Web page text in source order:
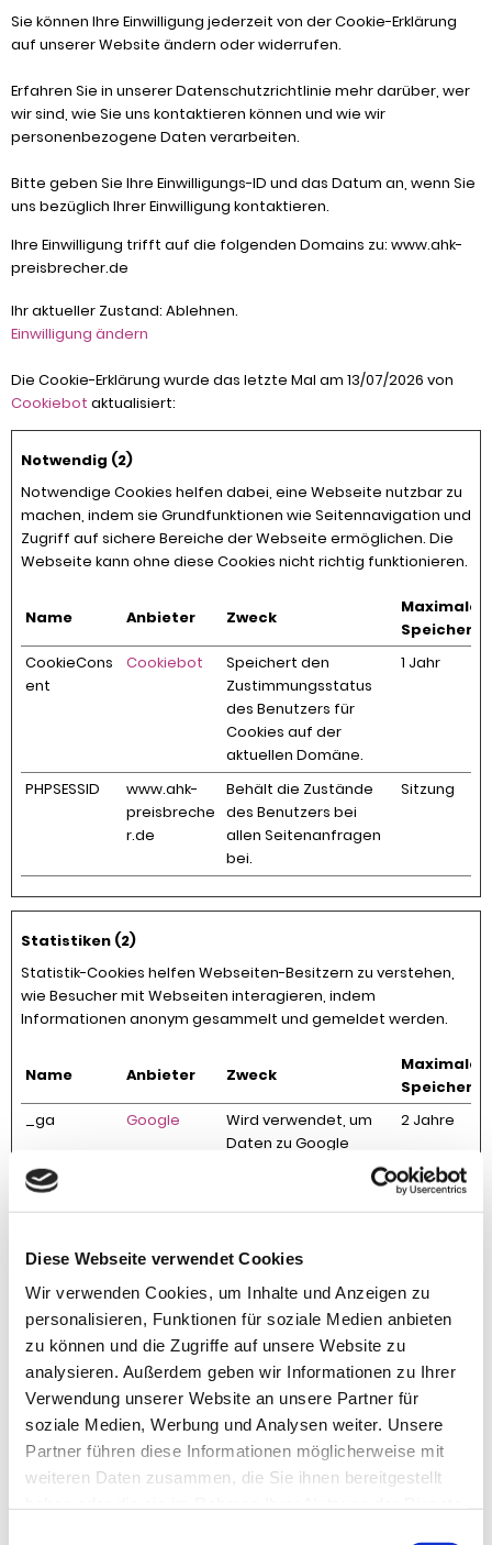
Diese Webseite verwendet Cookies
Wir verwenden Cookies, um Inhalte und Anzeigen zu
personalisieren, Funktionen für soziale Medien anbieten
zu können und die Zugriffe auf unsere Website zu
analysieren. Außerdem geben wir Informationen zu Ihrer
Verwendung unserer Website an unsere Partner für
soziale Medien, Werbung und Analysen weiter. Unsere
Partner führen diese Informationen möglicherweise mit
weiteren Daten zusammen, die Sie ihnen bereitgestellt
Sie können Ihre Einwilligung jederzeit von der Cookie-Erklärung
auf unserer Website ändern oder widerrufen.
Erfahren Sie in unserer Datenschutzrichtlinie mehr darüber, wer
wir sind, wie Sie uns kontaktieren können und wie wir
personenbezogene Daten verarbeiten.
Bitte geben Sie Ihre Einwilligungs-ID und das Datum an, wenn Sie
uns bezüglich Ihrer Einwilligung kontaktieren.
Ihre Einwilligung trifft auf die folgenden Domains zu: www.ahk-
preisbrecher.de
Ihr aktueller Zustand: Ablehnen.
Einwilligung ändern
Die Cookie-Erklärung wurde das letzte Mal am 13/07/2026 von
Cookiebot aktualisiert:
Notwendig (2)
Notwendige Cookies helfen dabei, eine Webseite nutzbar zu
machen, indem sie Grundfunktionen wie Seitennavigation und
Zugriff auf sichere Bereiche der Webseite ermöglichen. Die
Webseite kann ohne diese Cookies nicht richtig funktionieren.
Name Anbieter Zweck
Maximale
CookieCons
ent
Cookiebot
Speichert den
Zustimmungsstatus
des Benutzers für
Cookies auf der
aktuellen Domäne.
1 Jahr
PHPSESSID
www.ahk-
preisbreche
r.de
Behält die Zustände
des Benutzers bei
allen Seitenanfragen
bei.
Sitzung
Statistiken (2)
Statistik-Cookies helfen Webseiten-Besitzern zu verstehen,
wie Besucher mit Webseiten interagieren, indem
Informationen anonym gesammelt und gemeldet werden.
Name Anbieter Zweck
Maximale
_ga
Google
Wird verwendet, um
Daten zu Google
Verhalten des
Erfasst den Besucher
über Geräte und
Marketingkanäle
hinweg.
2 Jahre
_ga_# Google
Wird verwendet, um
Daten zu Google
Analytics über das
Gerät und das
Verhalten des
Besuchers zu senden.
2 Jahre